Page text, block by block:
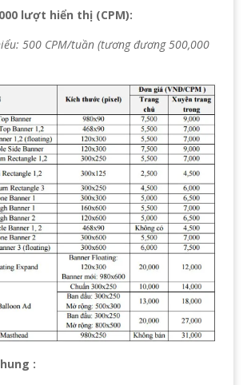
lượt hiển thị (CPM):
500 CPM/tuần (tương đương 500,000
: